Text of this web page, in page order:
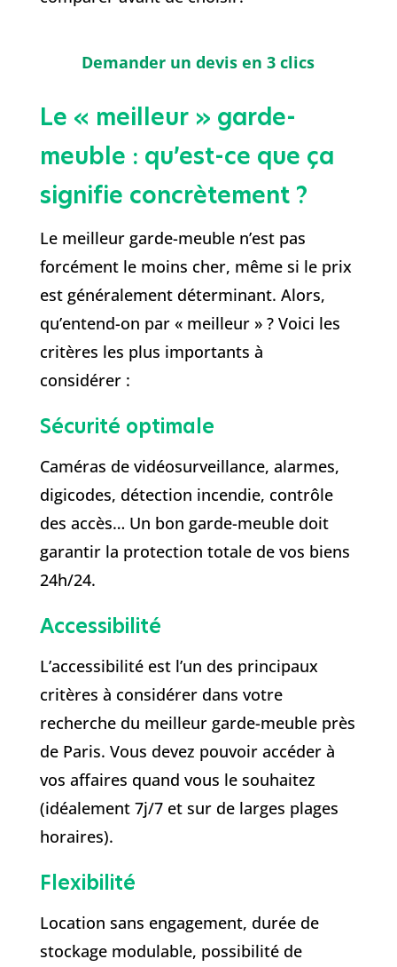
Demander un devis en 3 clics
Le « meilleur » garde-
meuble : qu’est-ce que ça
signifie concrètement ?
Le meilleur garde-meuble n’est pas
forcément le moins cher, même si le prix
est généralement déterminant. Alors,
qu’entend-on par « meilleur » ? Voici les
critères les plus importants à
considérer :
Sécurité optimale
Caméras de vidéosurveillance, alarmes,
digicodes, détection incendie, contrôle
des accès… Un bon garde-meuble doit
garantir la protection totale de vos biens
24h/24.
Accessibilité
L’accessibilité est l’un des principaux
critères à considérer dans votre
recherche du meilleur garde-meuble près
de Paris. Vous devez pouvoir accéder à
vos affaires quand vous le souhaitez
(idéalement 7j/7 et sur de larges plages
horaires).
Flexibilité
Location sans engagement, durée de
stockage modulable, possibilité de